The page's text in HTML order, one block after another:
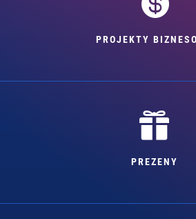
PROJEKTY

PREZENY